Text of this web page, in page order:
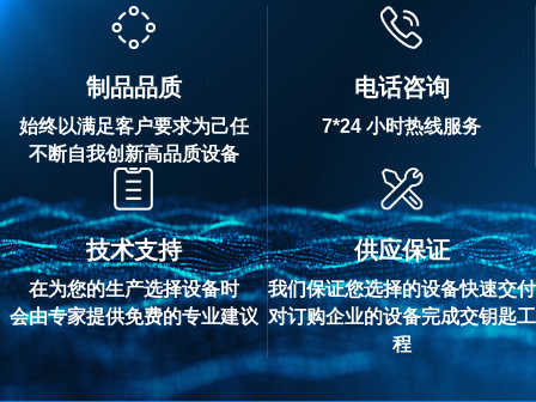
制品品质
始终以满足客户要求为己任
不断自我创新高品质设备
电话咨询
7*24 小时热线服务
技术支持
在为您的生产选择设备时
会由专家提供免费的专业建议
供应保证
我们保证您选择的设备快速交付
对订购企业的设备完成交钥匙工
程